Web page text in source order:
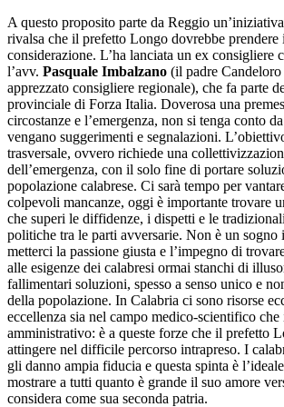
A questo proposito parte da Reggio
rivalsa che il prefetto Longo dovrebbe prendere
considerazione. L’ha lanciata un ex consigliere
l’avv. Pasquale Imbalzano (il padre Candeloro
apprezzato consigliere regionale), che fa parte
provinciale di Forza Italia. Doverosa una
circostanze e l’emergenza, non si tenga conto
vengano suggerimenti e segnalazioni.
trasversale, ovvero richiede una
dell’emergenza, con il solo fine di portare
popolazione calabrese. Ci sarà tempo per
colpevoli mancanze, oggi è importante trovare
che superi le diffidenze, i dispetti e le
politiche tra le parti avversarie. Non è un sogno
metterci la passione giusta e l’impegno di
alle esigenze dei calabresi ormai stanchi di
fallimentari soluzioni, spesso a senso unico e
della popolazione. In Calabria ci sono risorse
eccellenza sia nel campo medico-scientifico
amministrativo: è a queste forze che il prefetto
attingere nel difficile percorso intrapreso. I
gli danno ampia fiducia e questa spinta è
mostrare a tutti quanto è grande il suo amore
considera come sua seconda patria.